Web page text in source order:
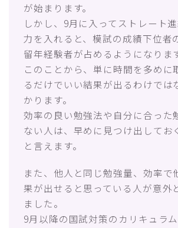
が始まります。
しかし、9月に入ってストレート
力を入れると、模試の成績下位者
留年経験者が占めるようになりま
このことから、単に時間を多めに
るだけでいい結果が出るわけでは
かります。
効率の良い勉強法や自分に合った
ない人は、早めに見つけ出してお
と言えます。
また、他人と同じ勉強量、効率で
果が出せると思っている人が意外
ました。
9月以降の国試対策のカリキュラ